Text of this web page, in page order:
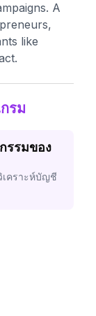
A
like
รม
รรมของ
เคราะห์บัญชี